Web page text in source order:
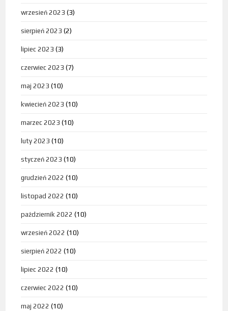
wrzesień 2023 (3)
sierpień 2023 (2)
lipiec 2023 (3)
czerwiec 2023 (7)
maj 2023 (10)
kwiecień 2023 (10)
marzec 2023 (10)
luty 2023 (10)
styczeń 2023 (10)
grudzień 2022 (10)
listopad 2022 (10)
październik 2022 (10)
wrzesień 2022 (10)
sierpień 2022 (10)
lipiec 2022 (10)
czerwiec 2022 (10)
maj 2022 (10)